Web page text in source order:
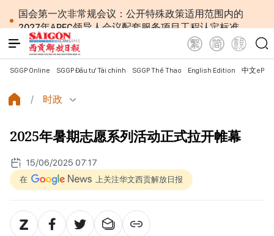
国会第一次非常规会议：公开特殊政策适用范围内的
2027年APEC领导人会议配套服务项目工程认定标准
越南第十六届国会第一次非常规会议：简化行政手续
但不削弱监管责任
越南国会主席陈青敏会见美国驻越南大使詹妮弗·威克
越南共产党中央总书记、国家主席苏林将对澳大利亚
和新西兰进行国事访问
“保护人员”紧密结合
党中央总书记、国家主席苏林：越南与马来西亚关系
日益活跃
党中央总书记、国家主席苏林：建设一部科学严谨、
苏林总书记、国家主席会见东盟国家驻河内使节：共
同建设团结、自强的东盟共同体
SGGP Online SGGP Đầu tư Tài chính SGGP Thể Thao English Edition 中文
时政
2025年暑期志愿系列活动正式拉开帷幕
15/06/2025 07:17
在 上关注华文西贡解放日报